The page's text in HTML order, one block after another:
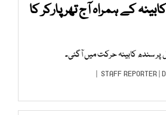
کے ہمراہ آج تھرپارکر کا
سندھ کابینہ حرکت میں آگئی۔
STAFF REPORTER|